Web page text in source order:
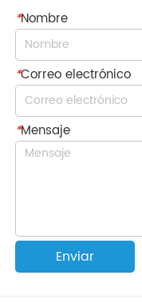
*Nombre
*Correo electrónico
*Mensaje
Enviar